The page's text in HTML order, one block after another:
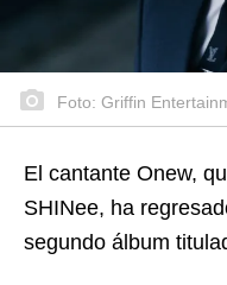
Foto: Griffin
El cantante Onew,
SHINee, ha
segundo álbum